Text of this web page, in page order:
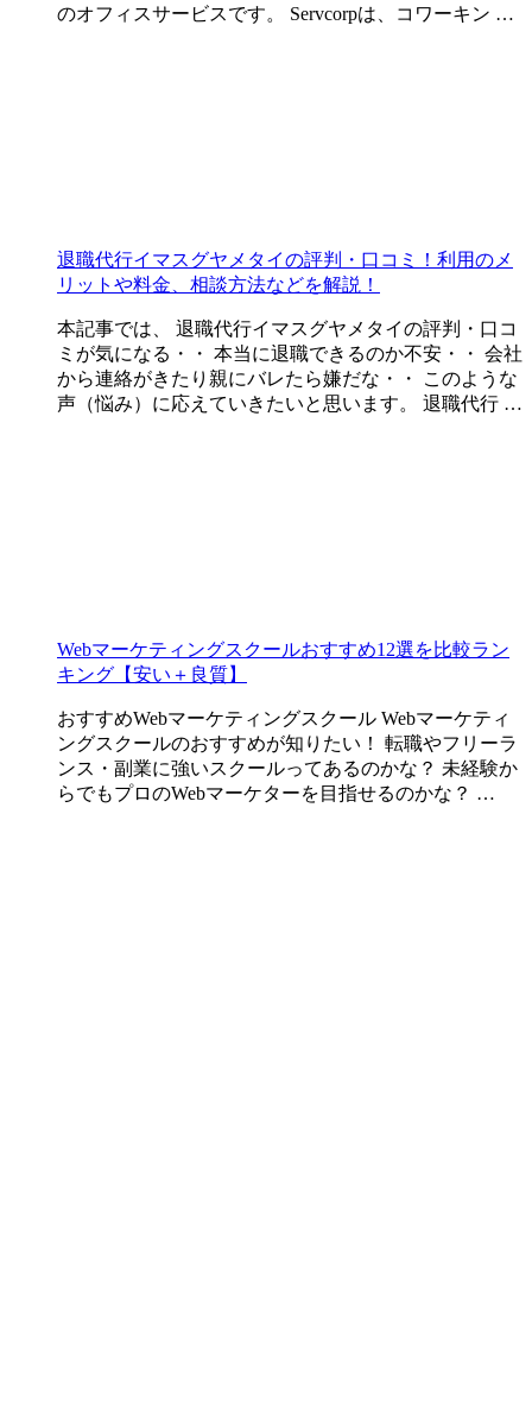
のオフィスサービスです。 Servcorpは、コワーキン …
退職代行イマスグヤメタイの評判・口コミ！利用のメ
リットや料金、相談方法などを解説！
本記事では、 退職代行イマスグヤメタイの評判・口コ
ミが気になる・・ 本当に退職できるのか不安・・ 会社
から連絡がきたり親にバレたら嫌だな・・ このような
声（悩み）に応えていきたいと思います。 退職代行 …
Webマーケティングスクールおすすめ12選を比較ラン
キング【安い＋良質】
おすすめWebマーケティングスクール Webマーケティ
ングスクールのおすすめが知りたい！ 転職やフリーラ
ンス・副業に強いスクールってあるのかな？ 未経験か
らでもプロのWebマーケターを目指せるのかな？ …